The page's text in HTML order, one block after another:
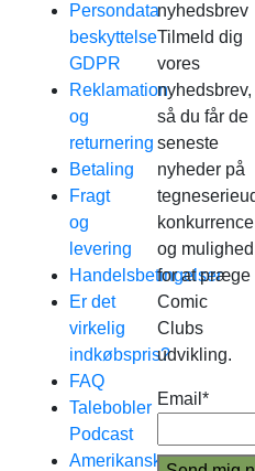
Persondata
beskyttelse
GDPR
Reklamation
og
returnering
Betaling
Fragt
og
levering
Handelsbetingelser
Er det
virkelig
indkøbspris?
FAQ
Talebobler
Podcast
Amerikanske
nyhedsbrev
Tilmeld dig
vores
nyhedsbrev,
så du får de
seneste
nyheder på
og mulighed
for at præge
Comic
Clubs
udvikling.
Email*